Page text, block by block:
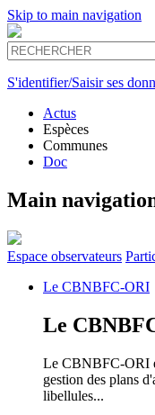
Skip to main navigation
S'identifier/Saisir ses
Actus
Espèces
Communes
Doc
Main
Espace observateurs
Le CBNBFC-ORI
Le
Le CBNBFC-ORI
gestion des plans
libellules...